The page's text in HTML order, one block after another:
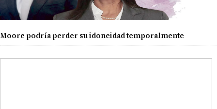
Moore podría perder su idoneidad temporalmente